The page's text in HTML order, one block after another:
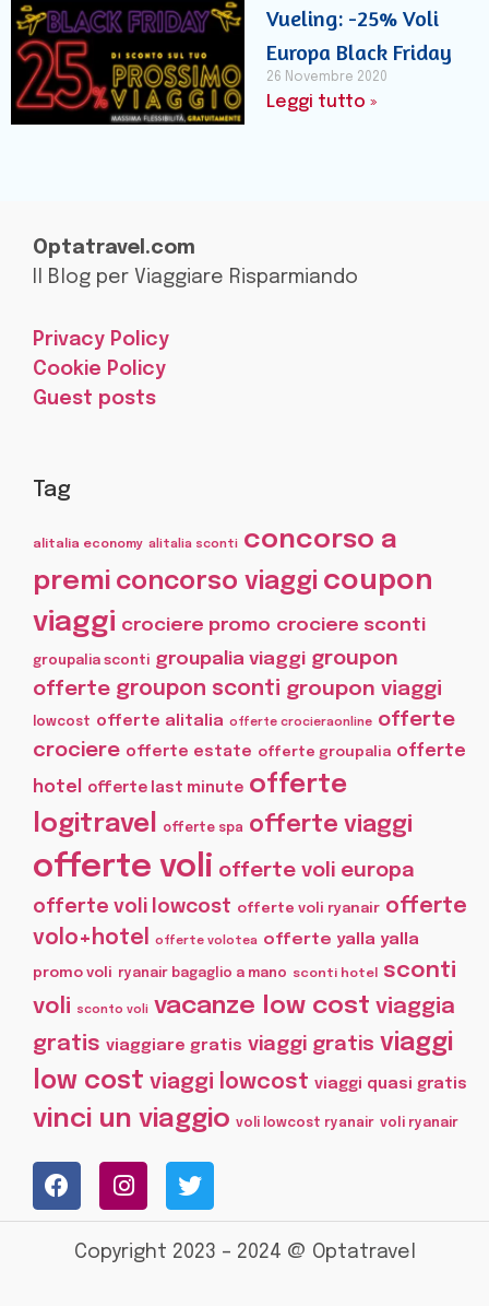
Vueling: -25% Voli
Europa Black Friday
26 Novembre 2020
Leggi tutto »
Optatravel.com
Il Blog per Viaggiare Risparmiando
Privacy Policy
Cookie Policy
Guest posts
Tag
alitalia economy alitalia sconti concorso a
premi concorso viaggi coupon
viaggi crociere promo crociere sconti
groupalia sconti groupalia viaggi groupon
offerte groupon sconti groupon viaggi
lowcost offerte alitalia offerte crocieraonline offerte
crociere offerte estate offerte groupalia offerte
hotel
offerte last minute offerte
logitravel
offerte spa offerte viaggi
offerte voli offerte voli europa
offerte voli lowcost offerte voli ryanair offerte
volo+hotel
offerte volotea offerte yalla yalla
promo voli ryanair bagaglio a mano sconti hotel
sconti
voli
sconto voli vacanze low cost viaggia
gratis viaggiare gratis viaggi gratis viaggi
low cost viaggi lowcost viaggi quasi gratis
vinci un viaggio voli lowcost ryanair voli ryanair
Copyright 2023 – 2024 @ Optatravel